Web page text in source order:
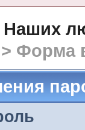
> Форма